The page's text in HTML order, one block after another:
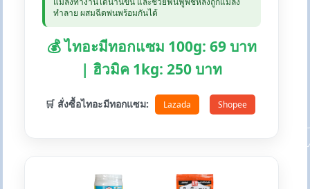
ทำลาย ผสมฉีดพ่นพร้อมกันได้
💰 ไทอะมีทอกแซม 100g: 69 บาท
| ฮิวมิค 1kg: 250 บาท
🛒 สั่งซื้อไทอะมีทอกแซม: Lazada Shopee